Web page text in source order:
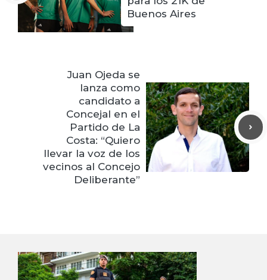
Juan Ojeda se
lanza como
candidato a
Costa: “Quiero
llevar la voz de los
vecinos al Concejo
Deliberante”